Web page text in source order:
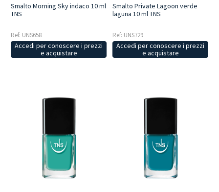
Smalto Morning Sky indaco 10 ml
TNS
Ref: UNS658
Accedi per conoscere i prezzi
e acquistare
Smalto Private Lagoon verde
laguna 10 ml TNS
Ref: UNS729
Accedi per conoscere i prezzi
e acquistare